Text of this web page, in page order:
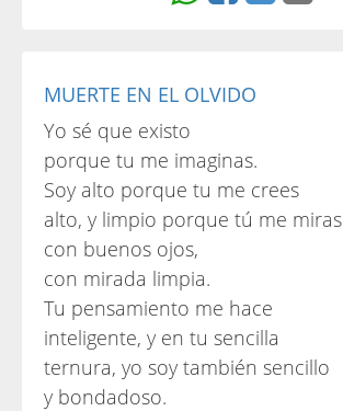
MUERTE EN EL OLVIDO
Yo sé que existo
porque tu me imaginas.
Soy alto porque tu me crees
alto, y limpio porque tú me miras
con buenos ojos,
con mirada limpia.
Tu pensamiento me hace
inteligente, y en tu sencilla
ternura, yo soy también sencillo
y bondadoso.